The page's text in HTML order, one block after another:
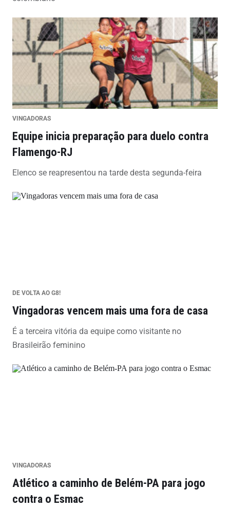
VINGADORAS
Equipe inicia preparação para duelo contra
Flamengo-RJ
Elenco se reapresentou na tarde desta segunda-feira
DE VOLTA AO G8!
Vingadoras vencem mais uma fora de casa
É a terceira vitória da equipe como visitante no
Brasileirão feminino
VINGADORAS
Atlético a caminho de Belém-PA para jogo
contra o Esmac